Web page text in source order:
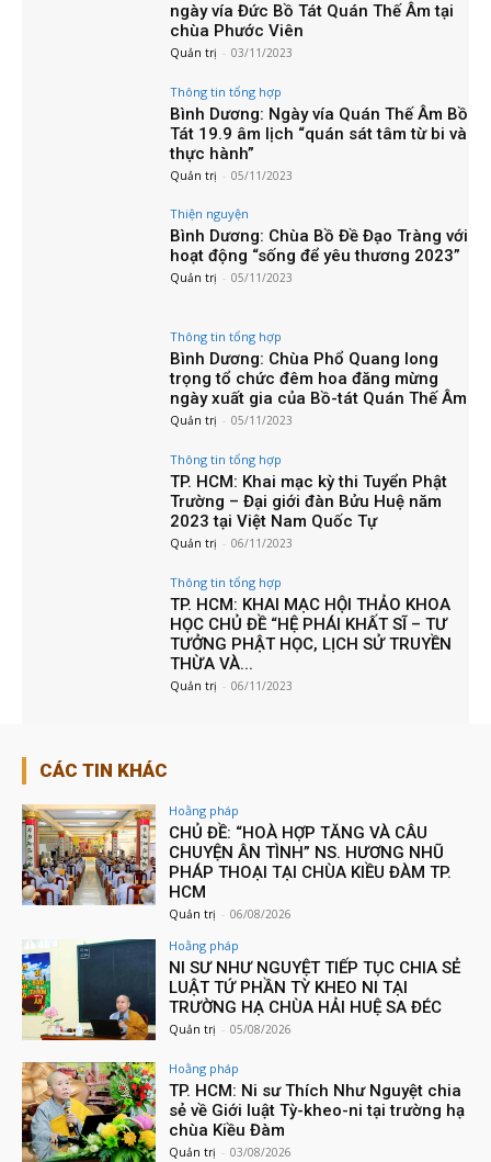
Quản trị - 06/08/2026
Hoằng pháp
LUẬT TỨ PHẦN TỲ KHEO NI TẠI
TRƯỜNG HẠ CHÙA HẢI HUỆ SA ĐÉC
Quản trị - 05/08/2026
Hoằng pháp
sẻ về Giới luật Tỳ-kheo-ni tại trường hạ
chùa Kiều Đàm
Quản trị - 03/08/2026
HÀNH GIẢ AN CƯ TẠI LÀNG CHÙA ĐẠI
NINH
Quản trị - 03/08/2026
TRUYỀN THÔNG NI GIỚI PHẬT GIÁO TP. HCM
Văn phòng Tổ đình Từ Nghiêm
Địa chỉ: 415 Bà Hạt, phường 4, quận 10, TP. Hồ Chí Minh
NT.
Chịu trách nhiệm nội dung:
NS. TS.Thích nữ Như Nguyệt
SC. TS.Thích nữ Thánh Tâm
SC.
Thích nữ Huệ Tâm| PT. Minh Tâm| Liên hệ: 0909 804
760(SC.Thánh Tâm)
NHIỀU NGƯỜI XEM
Thông tin tổng hợp
TP. HCM: Lễ tưởng niệm và phụng tống
Kim quan cố Ni trưởng Thích nữ Như
Diệu
Quản trị